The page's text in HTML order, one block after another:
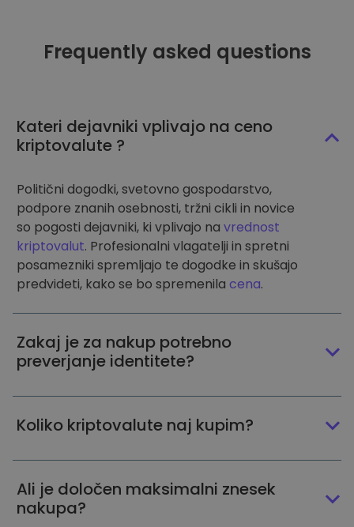
Frequently asked questions
Kateri dejavniki vplivajo na ceno
kriptovalute ?
Politični dogodki, svetovno gospodarstvo,
podpore znanih osebnosti, tržni cikli in novice
so pogosti dejavniki, ki vplivajo na vrednost
kriptovalut. Profesionalni vlagatelji in spretni
posamezniki spremljajo te dogodke in skušajo
predvideti, kako se bo spremenila cena.
Zakaj je za nakup potrebno
preverjanje identitete?
Koliko kriptovalute naj kupim?
Ali je določen maksimalni znesek
nakupa?